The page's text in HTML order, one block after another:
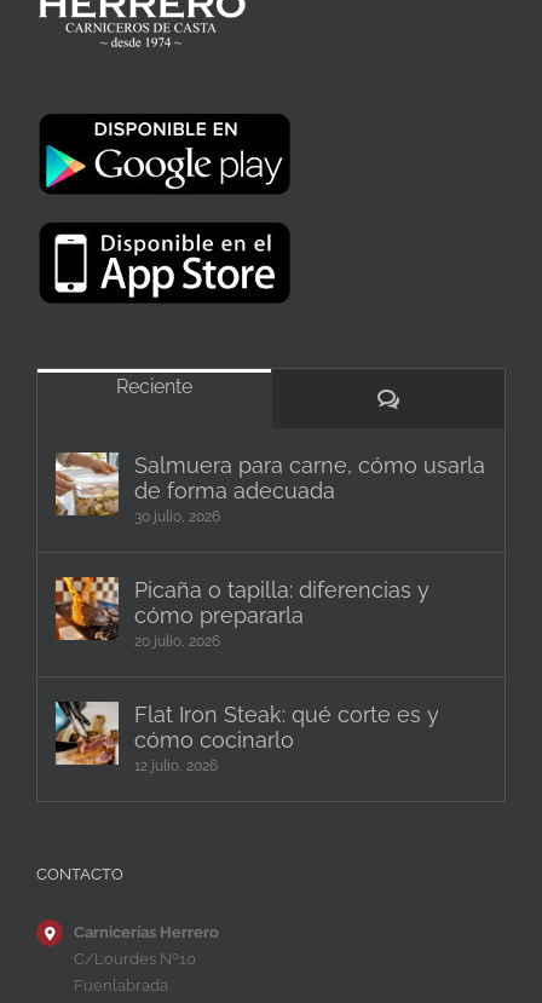
Reciente
Comentarios
Salmuera para carne, cómo usarla
de forma adecuada
30 julio, 2026
Picaña o tapilla: diferencias y
cómo prepararla
20 julio, 2026
Flat Iron Steak: qué corte es y
cómo cocinarlo
12 julio, 2026
CONTACTO
Carnicerías Herrero
C/Lourdes Nº10
Fuenlabrada